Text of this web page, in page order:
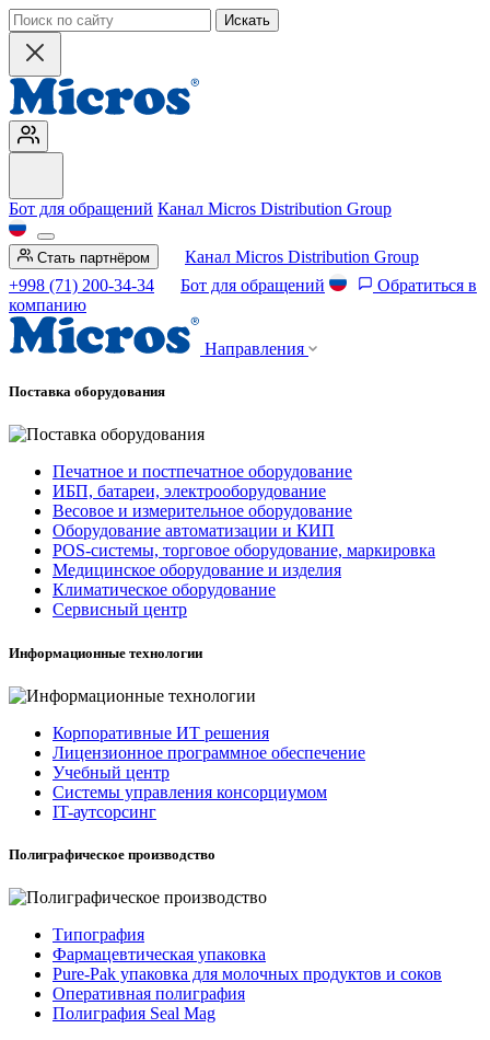
Искать
Бот для обращений Канал Micros Distribution Group
Стать партнёром
Канал Micros Distribution Group
+998 (71) 200-34-34
Бот для обращений
Обратиться в
компанию
Направления
Поставка оборудования
Печатное и постпечатное оборудование
ИБП, батареи, электрооборудование
Весовое и измерительное оборудование
Оборудование автоматизации и КИП
POS-системы, торговое оборудование, маркировка
Медицинское оборудование и изделия
Климатическое оборудование
Сервисный центр
Информационные технологии
Корпоративные ИТ решения
Лицензионное программное обеспечение
Учебный центр
Системы управления консорциумом
IT-аутсорсинг
Полиграфическое производство
Типография
Фармацевтическая упаковка
Pure-Pak упаковка для молочных продуктов и соков
Оперативная полиграфия
Полиграфия Seal Mag